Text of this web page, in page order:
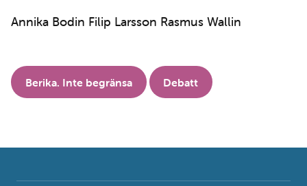
Annika Bodin Filip Larsson Rasmus Wallin
Berika. Inte begränsa Debatt